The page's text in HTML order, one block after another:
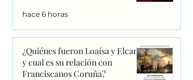
hace 6 horas
¿Quiénes fueron Loaísa y Elcano
y cual es su relación con
Franciscanos Coruña?